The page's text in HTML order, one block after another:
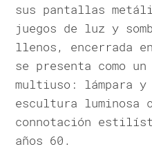
sus pantallas
juegos de luz y
llenos, encerrada
se presenta como
multiuso: lámpara
escultura luminosa
connotación
años 60.